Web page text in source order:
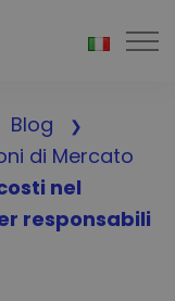
Blog
di Mercato
nel
responsabili